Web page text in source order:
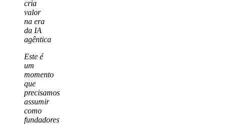
cria
valor
na era
da IA
agêntica
Este é
um
momento
que
precisamos
assumir
como
fundadores